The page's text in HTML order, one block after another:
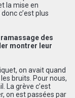
la mise en
c’est plus
des
montrer leur
on avait quand
bruits. Pour nous,
La grève c’est
on est passées par